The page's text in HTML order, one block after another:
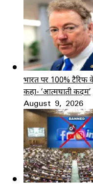
भारत पर 100%
कहा- ‘आत्मघाती कदम’
August 9, 2026